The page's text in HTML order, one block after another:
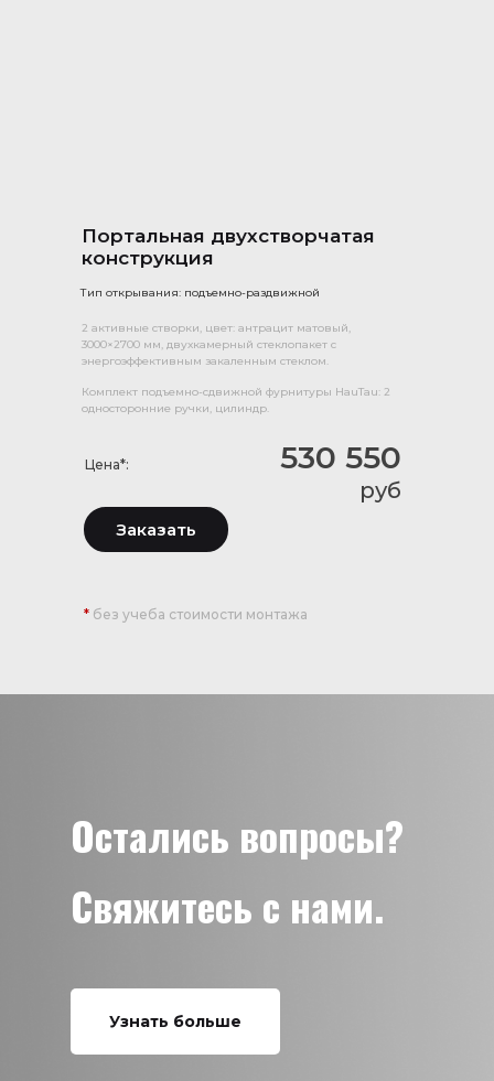
530 550
руб
Портальная двухстворчатая
конструкция
Тип открывания: подъемно-раздвижной
2 активные створки, цвет: антрацит матовый,
3000×2700 мм, двухкамерный стеклопакет с
энергоэффективным закаленным стеклом.
Комплект подъемно-сдвижной фурнитуры HauTau: 2
односторонние ручки, цилиндр.
Цена*:
Заказать
* без учеба стоимости монтажа
Остались вопросы?
Свяжитесь с нами.
Узнать больше